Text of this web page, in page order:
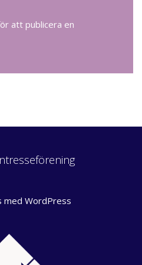
att publicera en
med WordPress